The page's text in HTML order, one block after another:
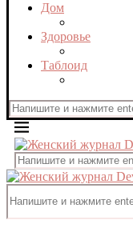
Дом
Здоровье
Таблоид